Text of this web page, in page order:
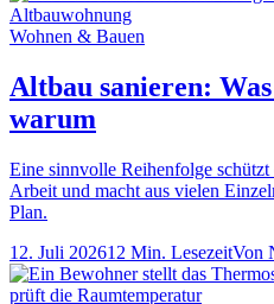
Wohnen & Bauen
Altbau sanieren:
warum
Eine sinnvolle Reihenfolge
Arbeit und macht aus vielen
Plan.
12. Juli 202612 Min. LesezeitVon